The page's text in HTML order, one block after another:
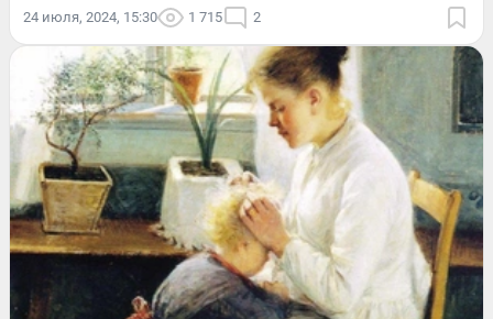
24 июля, 2024, 15:30 1 715 2